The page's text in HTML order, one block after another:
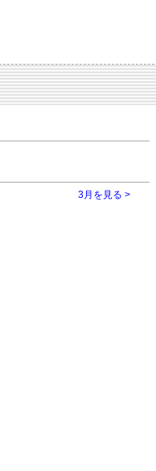
3月を見る >